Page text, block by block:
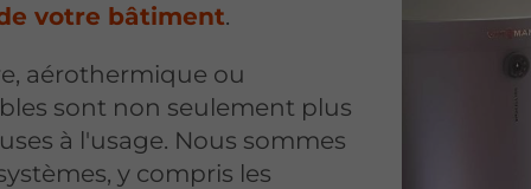
votre bâtiment.
aérothermique ou
sont non seulement plus
à l'usage. Nous sommes
y compris les